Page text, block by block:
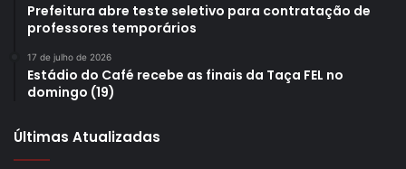
Prefeitura abre teste seletivo para contratação de
professores temporários
17 de julho de 2026
Estádio do Café recebe as finais da Taça FEL no
domingo (19)
Últimas Atualizadas